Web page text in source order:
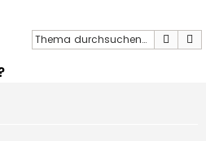
Suche